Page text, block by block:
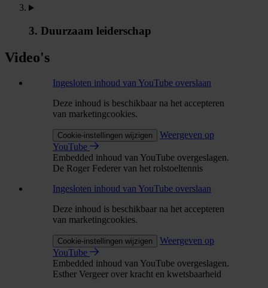
3. Duurzaam leiderschap
Video's
Ingesloten inhoud van YouTube overslaan
Deze inhoud is beschikbaar na het accepteren
van marketingcookies.
Cookie-instellingen wijzigen
Weergeven op
YouTube
Embedded inhoud van YouTube overgeslagen.
De Roger Federer van het rolstoeltennis
Ingesloten inhoud van YouTube overslaan
Deze inhoud is beschikbaar na het accepteren
van marketingcookies.
Cookie-instellingen wijzigen
Weergeven op
YouTube
Embedded inhoud van YouTube overgeslagen.
Esther Vergeer over kracht en kwetsbaarheid